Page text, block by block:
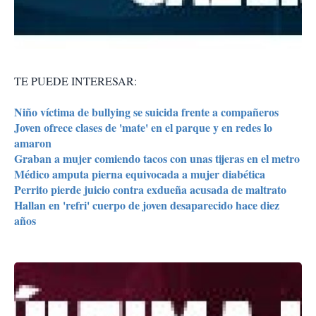
TE PUEDE INTERESAR:
Niño víctima de bullying se suicida frente a compañeros
Joven ofrece clases de 'mate' en el parque y en redes lo
amaron
Graban a mujer comiendo tacos con unas tijeras en el metro
Médico amputa pierna equivocada a mujer diabética
Perrito pierde juicio contra exdueña acusada de maltrato
Hallan en 'refri' cuerpo de joven desaparecido hace diez
años